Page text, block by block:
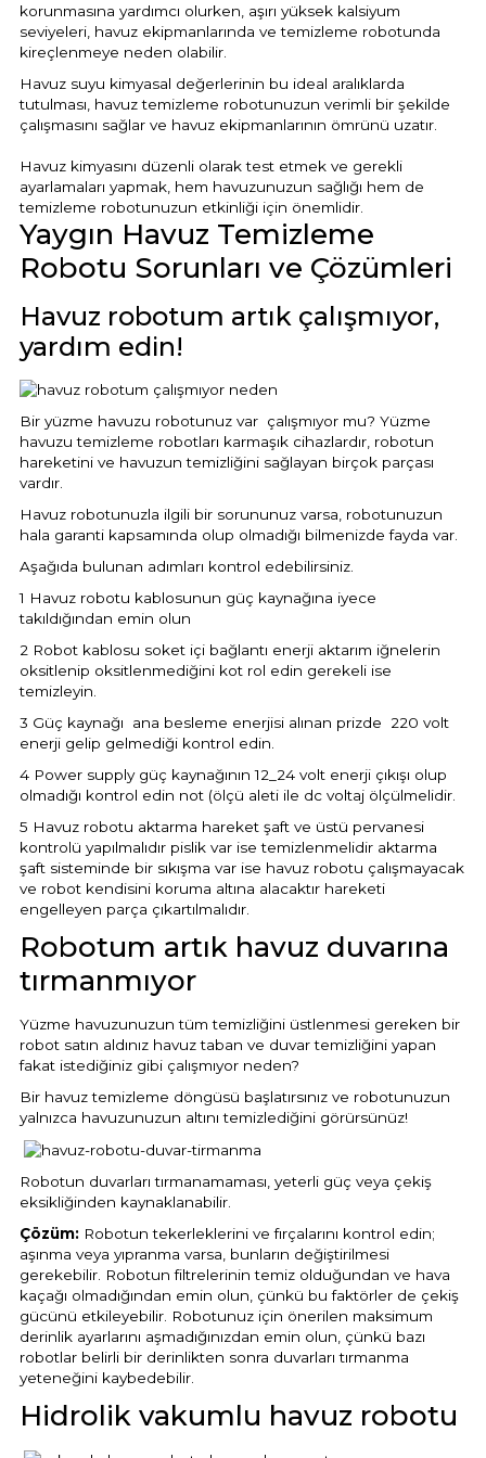
Havuz
Kapağı
Havuz Pompa
Havuz
Jakuzi Sauna
Kartuş Filtreler
Kuvars Cam
korunmasına yardımcı olurken, aşırı yüksek kalsiyum
seviyeleri, havuz ekipmanlarında ve temizleme robotunda
kireçlenmeye neden olabilir.
Havuz suyu kimyasal değerlerinin bu ideal aralıklarda
tutulması, havuz temizleme robotunuzun verimli bir şekilde
çalışmasını sağlar ve havuz ekipmanlarının ömrünü uzatır.
Havuz kimyasını düzenli olarak test etmek ve gerekli
ayarlamaları yapmak, hem havuzunuzun sağlığı hem de
temizleme robotunuzun etkinliği için önemlidir.
Yaygın Havuz Temizleme
Robotu Sorunları ve Çözümleri
Havuz robotum artık çalışmıyor,
yardım edin!
Bir yüzme havuzu robotunuz var çalışmıyor mu? Yüzme
havuzu temizleme robotları karmaşık cihazlardır, robotun
hareketini ve havuzun temizliğini sağlayan birçok parçası
vardır.
Havuz robotunuzla ilgili bir sorununuz varsa, robotunuzun
hala garanti kapsamında olup olmadığı bilmenizde fayda var.
Aşağıda bulunan adımları kontrol edebilirsiniz.
1 Havuz robotu kablosunun güç kaynağına iyece
takıldığından emin olun
2 Robot kablosu soket içi bağlantı enerji aktarım iğnelerin
oksitlenip oksitlenmediğini kot rol edin gerekeli ise
temizleyin.
3 Güç kaynağı ana besleme enerjisi alınan prizde 220 volt
enerji gelip gelmediği kontrol edin.
4 Power supply güç kaynağının 12_24 volt enerji çıkışı olup
olmadığı kontrol edin not (ölçü aleti ile dc voltaj ölçülmelidir.
5 Havuz robotu aktarma hareket şaft ve üstü pervanesi
kontrolü yapılmalıdır pislik var ise temizlenmelidir aktarma
şaft sisteminde bir sıkışma var ise havuz robotu çalışmayacak
ve robot kendisini koruma altına alacaktır hareketi
engelleyen parça çıkartılmalıdır.
Robotum artık havuz duvarına
tırmanmıyor
Yüzme havuzunuzun tüm temizliğini üstlenmesi gereken bir
robot satın aldınız havuz taban ve duvar temizliğini yapan
fakat istediğiniz gibi çalışmıyor neden?
Bir havuz temizleme döngüsü başlatırsınız ve robotunuzun
yalnızca havuzunuzun altını temizlediğini görürsünüz!
Robotun duvarları tırmanamaması, yeterli güç veya çekiş
eksikliğinden kaynaklanabilir.
Çözüm: Robotun tekerleklerini ve fırçalarını kontrol edin;
aşınma veya yıpranma varsa, bunların değiştirilmesi
gerekebilir. Robotun filtrelerinin temiz olduğundan ve hava
kaçağı olmadığından emin olun, çünkü bu faktörler de çekiş
gücünü etkileyebilir. Robotunuz için önerilen maksimum
derinlik ayarlarını aşmadığınızdan emin olun, çünkü bazı
robotlar belirli bir derinlikten sonra duvarları tırmanma
yeteneğini kaybedebilir.
Hidrolik vakumlu havuz robotu